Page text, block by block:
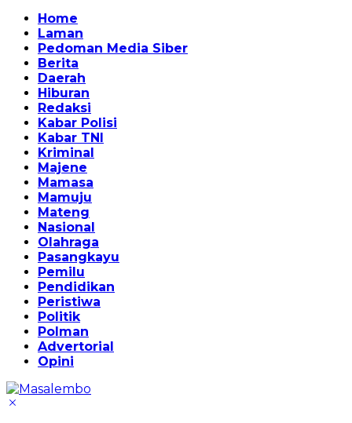
Home
Laman
Pedoman Media Siber
Berita
Daerah
Hiburan
Redaksi
Kabar Polisi
Kabar TNI
Kriminal
Majene
Mamasa
Mamuju
Mateng
Nasional
Olahraga
Pasangkayu
Pemilu
Pendidikan
Peristiwa
Politik
Polman
Advertorial
Opini